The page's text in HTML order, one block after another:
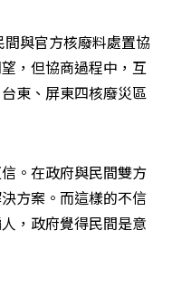
與官方核廢料處置協
，但協商過程中，互
東、屏東四核廢災區
。在政府與民間雙方
方案。而這樣的不信
，政府覺得民間是意